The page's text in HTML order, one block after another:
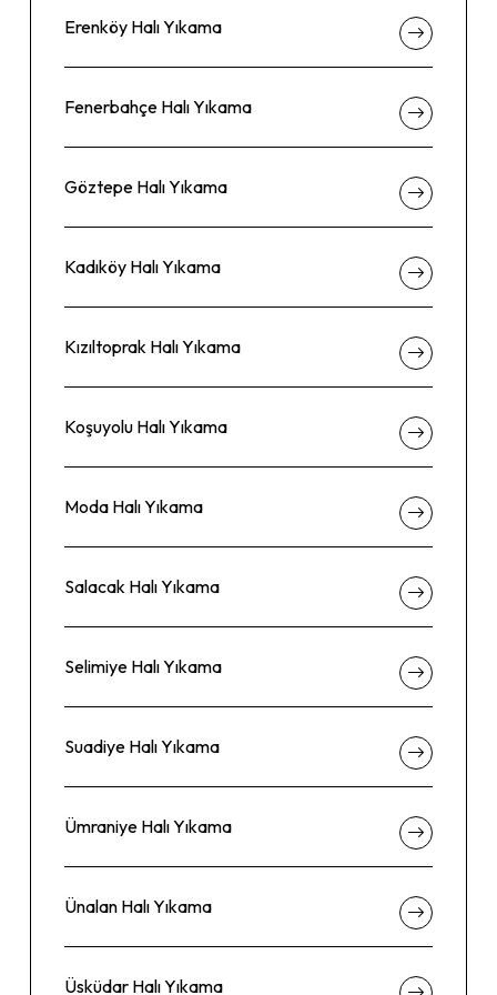
Erenköy Halı Yıkama
Fenerbahçe Halı Yıkama
Göztepe Halı Yıkama
Kadıköy Halı Yıkama
Kızıltoprak Halı Yıkama
Koşuyolu Halı Yıkama
Moda Halı Yıkama
Salacak Halı Yıkama
Selimiye Halı Yıkama
Suadiye Halı Yıkama
Ümraniye Halı Yıkama
Ünalan Halı Yıkama
Üsküdar Halı Yıkama